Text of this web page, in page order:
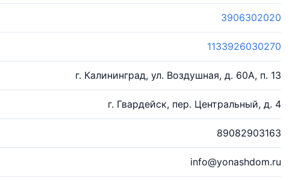
3906302020
1133926030270
г. Калининград, ул. Воздушная, д. 60А, п. 13
г. Гвардейск, пер. Центральный, д. 4
89082903163
info@yonashdom.ru